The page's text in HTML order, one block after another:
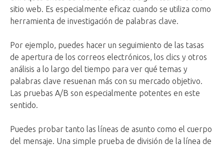
sitio web. Es especialmente eficaz cuando se utiliza como
herramienta de investigación de palabras clave.
Por ejemplo, puedes hacer un seguimiento de las tasas
de apertura de los correos electrónicos, los clics y otros
análisis a lo largo del tiempo para ver qué temas y
palabras clave resuenan más con su mercado objetivo.
Las pruebas A/B son especialmente potentes en este
sentido.
Puedes probar tanto las líneas de asunto como el cuerpo
del mensaje. Una simple prueba de división de la línea de